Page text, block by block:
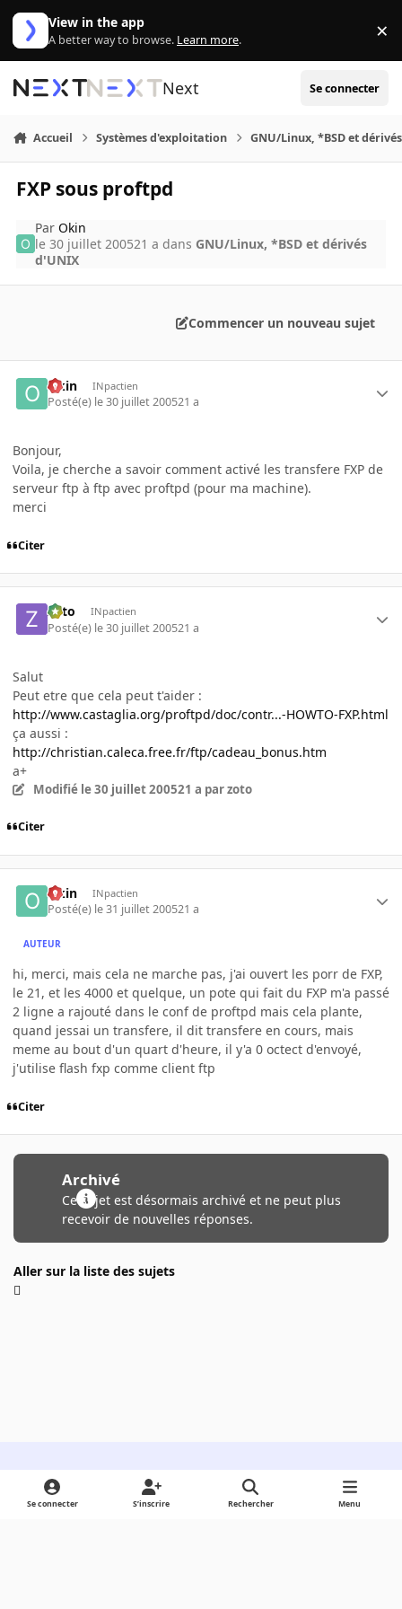
Aller au contenu
View in the app
A better way to browse. Learn more. ×
Next Se connecter
Accueil Systèmes d'exploitation GNU/Linux, *BSD et
FXP sous proftpd
ParOkin
le 30 juillet 200521 a dans GNU/Linux, *BSD et dérivés
d'UNIX
Commencer un nouveau sujet
Okin INpactien
Posté(e) le 30 juillet 200521 a
Bonjour,
Voila, je cherche a savoir comment activé les transfere FXP de
serveur ftp à ftp avec proftpd (pour ma machine).
merci
Citer
zoto INpactien
Posté(e) le 30 juillet 200521 a
Salut
Peut etre que cela peut t'aider :
http://www.castaglia.org/proftpd/doc/contr...-HOWTO-FXP.html
ça aussi :
http://christian.caleca.free.fr/ftp/cadeau_bonus.htm
a+
Modifié le 30 juillet 200521 a par zoto
Citer
Okin INpactien
Posté(e) le 31 juillet 200521 a
AUTEUR
hi, merci, mais cela ne marche pas, j'ai ouvert les porr de FXP,
le 21, et les 4000 et quelque, un pote qui fait du FXP m'a passé
2 ligne a rajouté dans le conf de proftpd mais cela plante,
quand jessai un transfere, il dit transfere en cours, mais
meme au bout d'un quart d'heure, il y'a 0 octect d'envoyé,
j'utilise flash fxp comme client ftp
Citer
Archivé
Ce sujet est désormais archivé et ne peut plus
recevoir de nouvelles réponses.
Aller sur la liste des sujets
Light ModeDark ModeSystem Preference
Se connecter S’inscrire Rechercher Menu